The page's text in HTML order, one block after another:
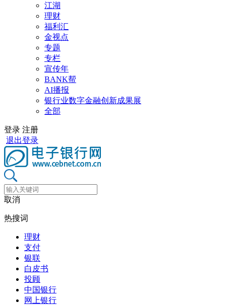
江湖
理财
福利汇
金视点
专题
专栏
宣传年
BANK帮
AI播报
银行业数字金融创新成果展
全部
登录 注册
退出登录
取消
热搜词
理财
支付
银联
白皮书
投顾
中国银行
网上银行